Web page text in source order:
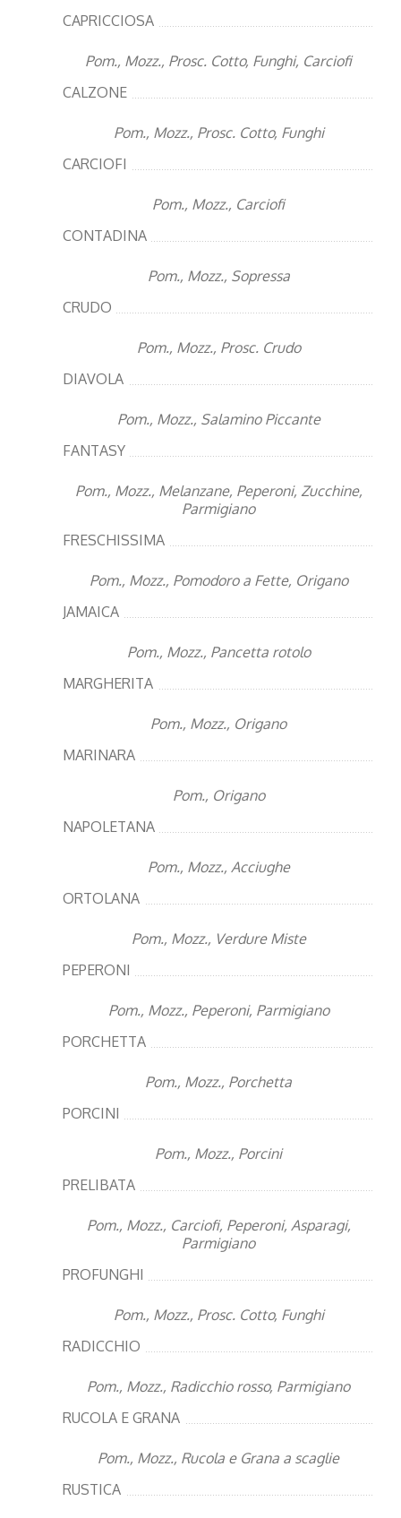
CAPRICCIOSA
Pom., Mozz., Prosc. Cotto, Funghi, Carciofi
CALZONE
Pom., Mozz., Prosc. Cotto, Funghi
CARCIOFI
Pom., Mozz., Carciofi
CONTADINA
Pom., Mozz., Sopressa
CRUDO
Pom., Mozz., Prosc. Crudo
DIAVOLA
Pom., Mozz., Salamino Piccante
FANTASY
Pom., Mozz., Melanzane, Peperoni, Zucchine,
Parmigiano
FRESCHISSIMA
Pom., Mozz., Pomodoro a Fette, Origano
JAMAICA
Pom., Mozz., Pancetta rotolo
MARGHERITA
Pom., Mozz., Origano
MARINARA
Pom., Origano
NAPOLETANA
Pom., Mozz., Acciughe
ORTOLANA
Pom., Mozz., Verdure Miste
PEPERONI
Pom., Mozz., Peperoni, Parmigiano
PORCHETTA
Pom., Mozz., Porchetta
PORCINI
Pom., Mozz., Porcini
PRELIBATA
Pom., Mozz., Carciofi, Peperoni, Asparagi,
Parmigiano
PROFUNGHI
Pom., Mozz., Prosc. Cotto, Funghi
RADICCHIO
Pom., Mozz., Radicchio rosso, Parmigiano
RUCOLA E GRANA
Pom., Mozz., Rucola e Grana a scaglie
RUSTICA